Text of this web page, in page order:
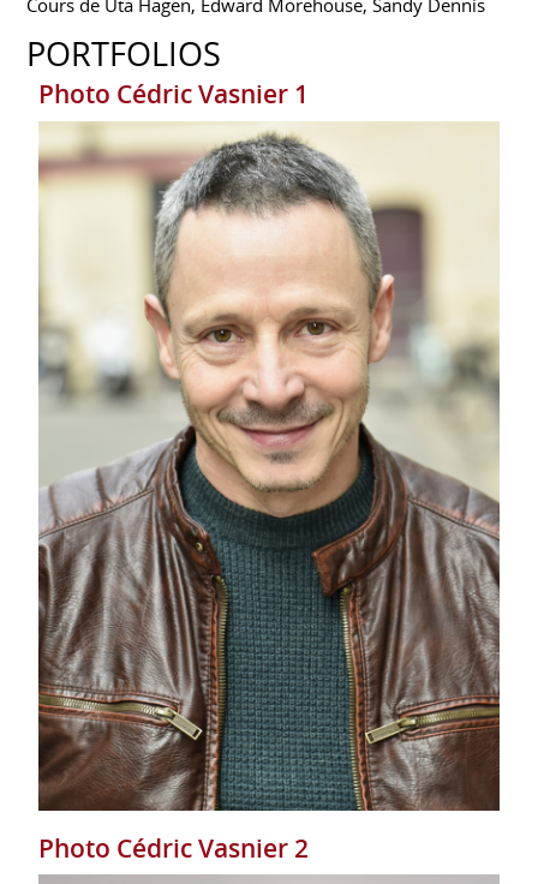
Cours de Uta Hagen, Edward Morehouse, Sandy Dennis
PORTFOLIOS
Photo Cédric Vasnier 1
Photo Cédric Vasnier 2